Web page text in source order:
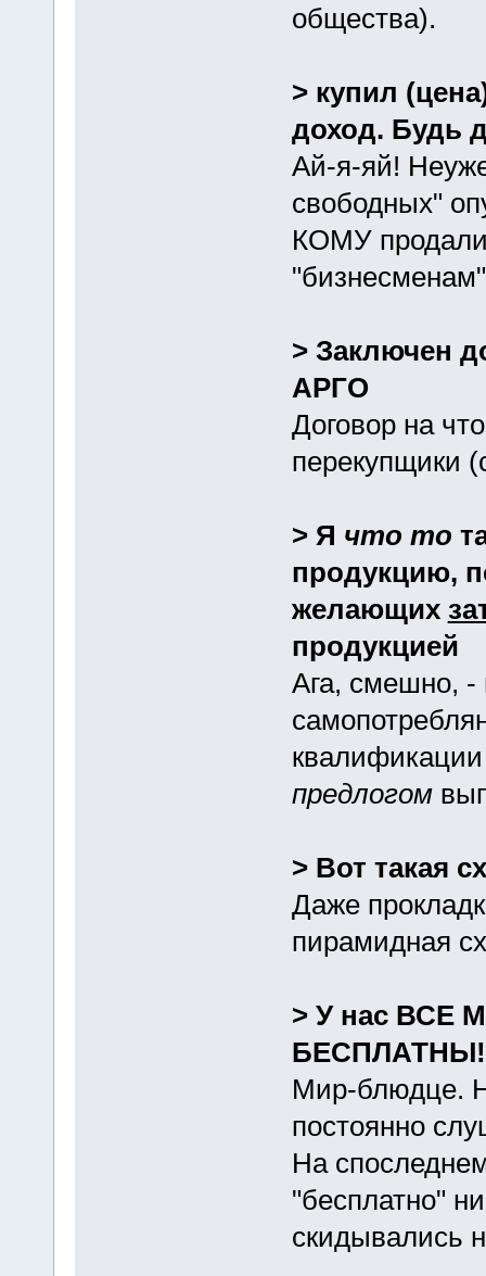
общества).
> купил
доход. Будь
Ай-я-яй!
свободных"
КОМУ
> Заключен
АРГО
Договор на
перекупщики
> Я что то
продукцию,
желающих
продукцией
Ага, смешно, -
предлогом
> Вот такая
Даже
пирамидная
> У нас ВСЕ
Мир-блюдце.
постоянно
На
"бесплатно"
скидывались